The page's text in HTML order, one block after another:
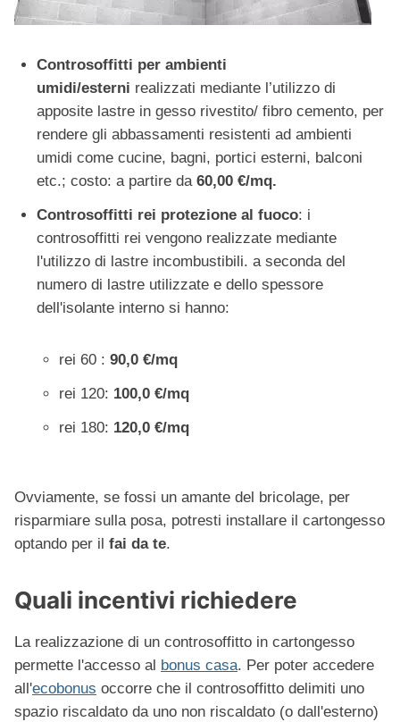
Controsoffitti per ambienti
umidi/esterni realizzati mediante l’utilizzo di
apposite lastre in gesso rivestito/ fibro cemento, per
rendere gli abbassamenti resistenti ad ambienti
umidi come cucine, bagni, portici esterni, balconi
etc.; costo: a partire da 60,00 €/mq.
Controsoffitti rei protezione al fuoco: i
controsoffitti rei vengono realizzate mediante
l'utilizzo di lastre incombustibili. a seconda del
numero di lastre utilizzate e dello spessore
dell'isolante interno si hanno:
rei 60 : 90,0 €/mq
rei 120: 100,0 €/mq
rei 180: 120,0 €/mq
Ovviamente, se fossi un amante del bricolage, per
risparmiare sulla posa, potresti installare il cartongesso
optando per il fai da te.
Quali incentivi richiedere
La realizzazione di un controsoffitto in cartongesso
permette l'accesso al bonus casa. Per poter accedere
all'ecobonus occorre che il controsoffitto delimiti uno
spazio riscaldato da uno non riscaldato (o dall'esterno)